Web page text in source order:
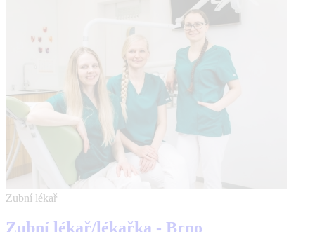
Zubní lékař
Zubní lékař/lékařka - Brno